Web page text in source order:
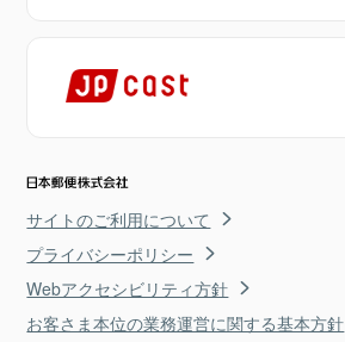
サイトのご利用について
プライバシーポリシー
Webアクセシビリティ方針
お客さま本位の業務運営に関する基本方針